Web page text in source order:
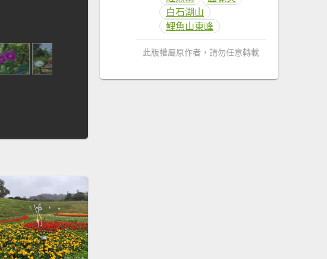
白石湖山
鯉魚山東峰
此版權屬原作者，請勿任意轉載